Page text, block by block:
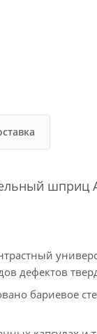
шприц
дефектов
бариевое